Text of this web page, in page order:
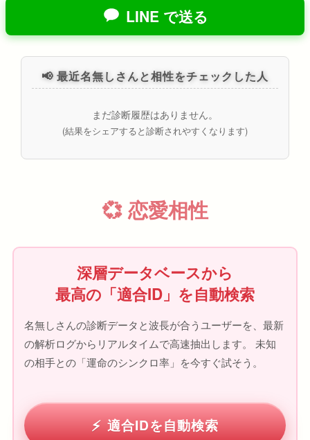
LINE で送る
📢 最近名無しさんと相性をチェックした人
まだ診断履歴はありません。
(結果をシェアすると診断されやすくなります)
💞 恋愛相性
深層データベースから
最高の「適合ID」を自動検索
名無しさんの診断データと波長が合うユーザーを、最新
の解析ログからリアルタイムで高速抽出します。 未知
の相手との「運命のシンクロ率」を今すぐ試そう。
適合IDを自動検索